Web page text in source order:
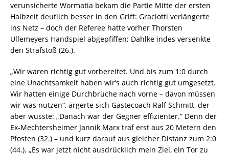
verunsicherte Wormatia bekam die Partie Mitte der ersten
Halbzeit deutlich besser in den Griff: Graciotti verlängerte
ins Netz – doch der Referee hatte vorher Thorsten
Ullemeyers Handspiel abgepfiffen; Dahlke indes versenkte
den Strafstoß (26.).
„Wir waren richtig gut vorbereitet. Und bis zum 1:0 durch
eine Unachtsamkeit haben wir’s auch richtig gut umgesetzt.
Wir hatten einige Durchbrüche nach vorne – davon müssen
wir was nutzen“, ärgerte sich Gästecoach Ralf Schmitt, der
aber wusste: „Danach war der Gegner effizienter.“ Denn der
Ex-Mechtersheimer Jannik Marx traf erst aus 20 Metern den
Pfosten (32.) – und kurz darauf aus gleicher Distanz zum 2:0
(44.). „Es war jetzt nicht ausdrücklich mein Ziel, ein Tor zu